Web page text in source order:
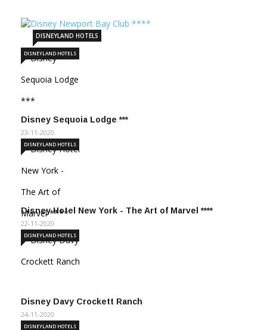
DISNEYLAND HOTELS
Disney Sequoia Lodge ***
DISNEYLAND HOTELS
23-11-2020
Disney Hotel New York - The Art of Marvel ****
DISNEYLAND HOTELS
22-11-2020
Disney Davy Crockett Ranch
DISNEYLAND HOTELS
24-11-2020
DISNEYLAND HOTELS